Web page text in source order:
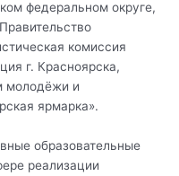
федеральном округе,
комиссия
г. Красноярска,
молодёжи и
ярмарка».
образовательные
реализации